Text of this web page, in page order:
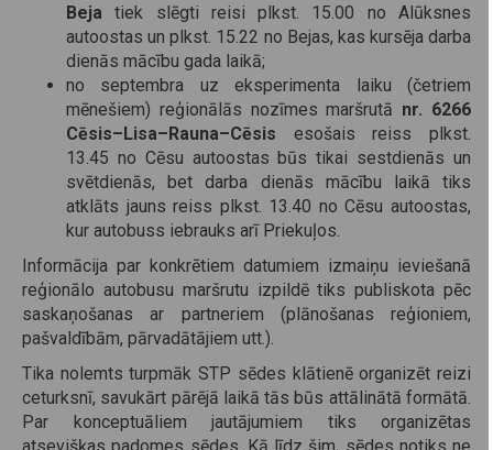
Beja tiek slēgti reisi plkst. 15.00 no Alūksnes
autoostas un plkst. 15.22 no Bejas, kas kursēja darba
dienās mācību gada laikā;
no septembra uz eksperimenta laiku (četriem
mēnešiem) reģionālās nozīmes maršrutā nr. 6266
Cēsis–Lisa–Rauna–Cēsis esošais reiss plkst.
13.45 no Cēsu autoostas būs tikai sestdienās un
svētdienās, bet darba dienās mācību laikā tiks
atklāts jauns reiss plkst. 13.40 no Cēsu autoostas,
kur autobuss iebrauks arī Priekuļos.
Informācija par konkrētiem datumiem izmaiņu ieviešanā
reģionālo autobusu maršrutu izpildē tiks publiskota pēc
saskaņošanas ar partneriem (plānošanas reģioniem,
pašvaldībām, pārvadātājiem utt.).
Tika nolemts turpmāk STP sēdes klātienē organizēt reizi
ceturksnī, savukārt pārējā laikā tās būs attālinātā formātā.
Par konceptuāliem jautājumiem tiks organizētas
atsevišķas padomes sēdes. Kā līdz šim, sēdes notiks ne